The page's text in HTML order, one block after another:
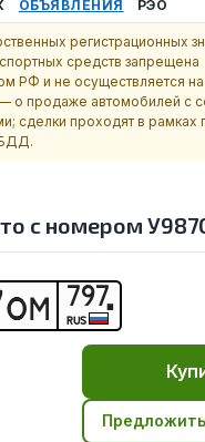
ОБЪЯВЛЕНИЯ РЭО
регистрационных
средств запрещена
РФ и не осуществляется
о продаже автомобилей с
сделки проходят в рамках
с номером
ОМ 797
RUS